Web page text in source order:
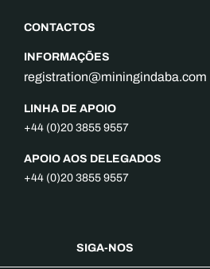
CONTACTOS
INFORMAÇÕES
registration@miningindaba.com
LINHA DE APOIO
+44 (0)20 3855 9557
APOIO AOS DELEGADOS
+44 (0)20 3855 9557
SIGA-NOS